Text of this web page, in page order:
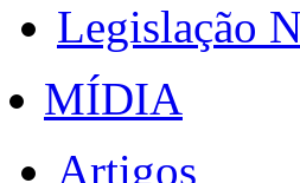
Legislação
MÍDIA
Artigos